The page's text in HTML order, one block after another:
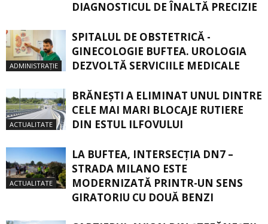
DIAGNOSTICUL DE ÎNALTĂ PRECIZIE
ADMINISTRAȚIE
SPITALUL DE OBSTETRICĂ -
GINECOLOGIE BUFTEA. UROLOGIA
DEZVOLTĂ SERVICIILE MEDICALE
ACTUALITATE
BRĂNEȘTI A ELIMINAT UNUL DINTRE
CELE MAI MARI BLOCAJE RUTIERE
DIN ESTUL ILFOVULUI
ACTUALITATE
LA BUFTEA, INTERSECŢIA DN7 –
STRADA MILANO ESTE
MODERNIZATĂ PRINTR-UN SENS
GIRATORIU CU DOUĂ BENZI